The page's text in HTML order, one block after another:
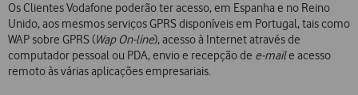
Os Clientes Vodafone poderão ter acesso, em Espanha e no Reino
Unido, aos mesmos serviços GPRS disponíveis em Portugal, tais como
WAP sobre GPRS (Wap On-line), acesso à Internet através de
computador pessoal ou PDA, envio e recepção de e-maile acesso
remoto às várias aplicações empresariais.